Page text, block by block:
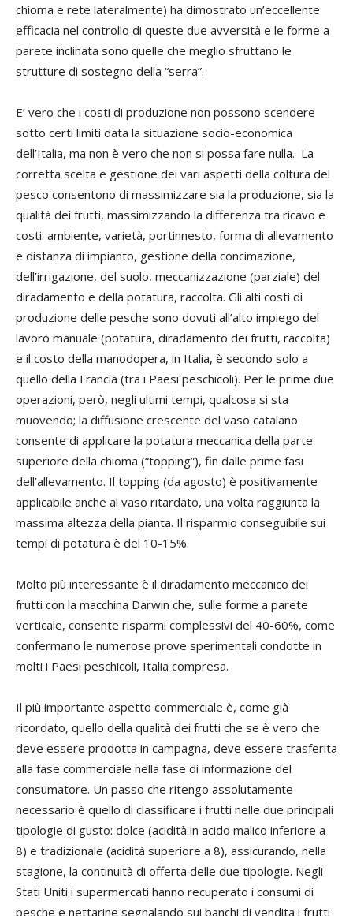
chioma e rete lateralmente) ha dimostrato un’eccellente
efficacia nel controllo di queste due avversità e le forme a
parete inclinata sono quelle che meglio sfruttano le
strutture di sostegno della “serra”.
E’ vero che i costi di produzione non possono scendere
sotto certi limiti data la situazione socio-economica
dell’Italia, ma non è vero che non si possa fare nulla. La
corretta scelta e gestione dei vari aspetti della coltura del
pesco consentono di massimizzare sia la produzione, sia la
qualità dei frutti, massimizzando la differenza tra ricavo e
costi: ambiente, varietà, portinnesto, forma di allevamento
e distanza di impianto, gestione della concimazione,
dell’irrigazione, del suolo, meccanizzazione (parziale) del
diradamento e della potatura, raccolta. Gli alti costi di
produzione delle pesche sono dovuti all’alto impiego del
lavoro manuale (potatura, diradamento dei frutti, raccolta)
e il costo della manodopera, in Italia, è secondo solo a
quello della Francia (tra i Paesi peschicoli). Per le prime due
operazioni, però, negli ultimi tempi, qualcosa si sta
muovendo; la diffusione crescente del vaso catalano
consente di applicare la potatura meccanica della parte
superiore della chioma (“topping”), fin dalle prime fasi
dell’allevamento. Il topping (da agosto) è positivamente
applicabile anche al vaso ritardato, una volta raggiunta la
massima altezza della pianta. Il risparmio conseguibile sui
tempi di potatura è del 10-15%.
Molto più interessante è il diradamento meccanico dei
frutti con la macchina Darwin che, sulle forme a parete
verticale, consente risparmi complessivi del 40-60%, come
confermano le numerose prove sperimentali condotte in
molti i Paesi peschicoli, Italia compresa.
Il più importante aspetto commerciale è, come già
ricordato, quello della qualità dei frutti che se è vero che
deve essere prodotta in campagna, deve essere trasferita
alla fase commerciale nella fase di informazione del
consumatore. Un passo che ritengo assolutamente
necessario è quello di classificare i frutti nelle due principali
tipologie di gusto: dolce (acidità in acido malico inferiore a
8) e tradizionale (acidità superiore a 8), assicurando, nella
stagione, la continuità di offerta delle due tipologie. Negli
Stati Uniti i supermercati hanno recuperato i consumi di
pesche e nettarine segnalando sui banchi di vendita i frutti